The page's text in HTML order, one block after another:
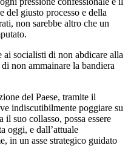
del giusto processo e della
non sarebbe altro che un
socialisti di non abdicare alla
non ammainare la bandiera
del Paese, tramite il
indiscutibilmente poggiare su
suo collasso, possa essere
oggi, e dall’attuale
in un asse strategico guidato